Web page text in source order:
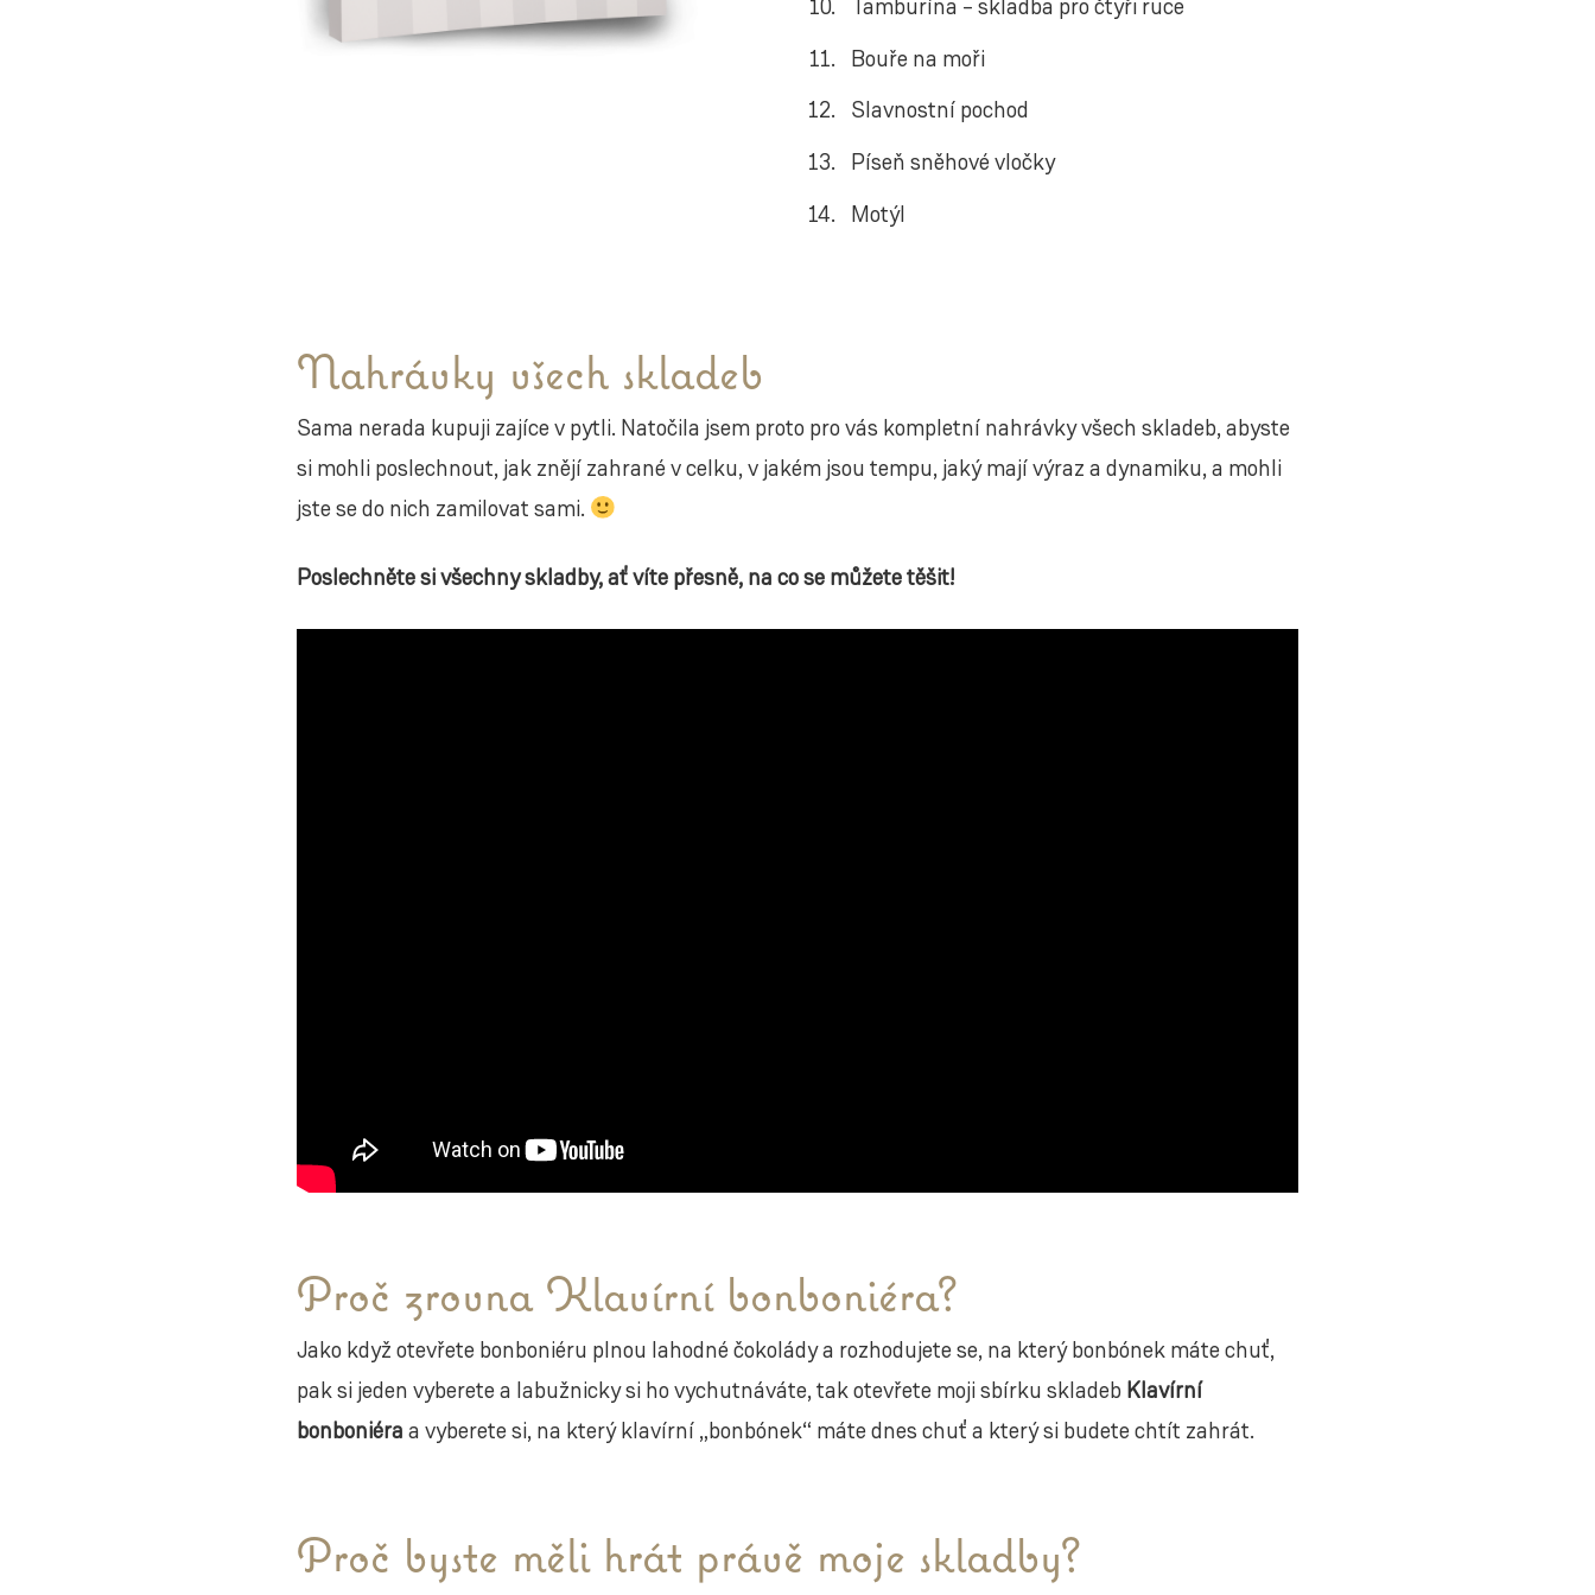
Tamburína – skladba pro čtyři ruce
Bouře na moři
Slavnostní pochod
Píseň sněhové vločky
Motýl
Nahrávky všech skladeb
Sama nerada kupuji zajíce v pytli. Natočila jsem proto pro vás kompletní nahrávky všech skladeb, abyste
si mohli poslechnout, jak znějí zahrané v celku, v jakém jsou tempu, jaký mají výraz a dynamiku, a mohli
jste se do nich zamilovat sami.
Poslechněte si všechny skladby, ať víte přesně, na co se můžete těšit!
Proč zrovna Klavírní bonboniéra?
Jako když otevřete bonboniéru plnou lahodné čokolády a rozhodujete se, na který bonbónek máte chuť,
pak si jeden vyberete a labužnicky si ho vychutnáváte, tak otevřete moji sbírku skladeb Klavírní
bonboniéra a vyberete si, na který klavírní „bonbónek“ máte dnes chuť a který si budete chtít zahrát.
Proč byste měli hrát právě moje skladby?